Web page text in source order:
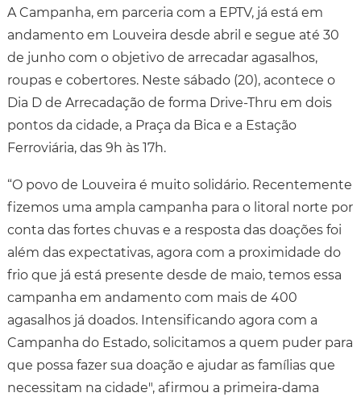
A Campanha, em parceria com a EPTV, já está em
andamento em Louveira desde abril e segue até 30
de junho com o objetivo de arrecadar agasalhos,
roupas e cobertores. Neste sábado (20), acontece o
Dia D de Arrecadação de forma Drive-Thru em dois
pontos da cidade, a Praça da Bica e a Estação
Ferroviária, das 9h às 17h.
“O povo de Louveira é muito solidário. Recentemente
fizemos uma ampla campanha para o litoral norte por
conta das fortes chuvas e a resposta das doações foi
além das expectativas, agora com a proximidade do
frio que já está presente desde de maio, temos essa
campanha em andamento com mais de 400
agasalhos já doados. Intensificando agora com a
Campanha do Estado, solicitamos a quem puder para
que possa fazer sua doação e ajudar as famílias que
necessitam na cidade", afirmou a primeira-dama